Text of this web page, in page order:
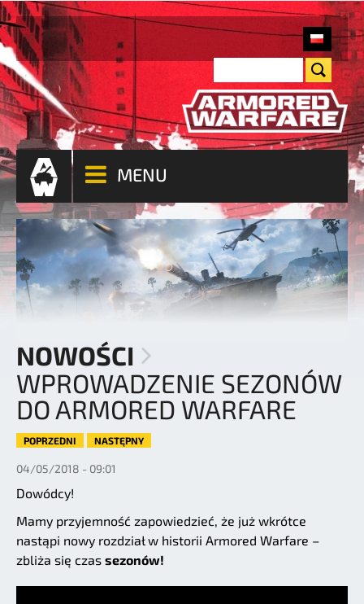
MENU
NOWOŚCI
WPROWADZENIE SEZONÓW
DO ARMORED WARFARE
POPRZEDNI NASTĘPNY
04/05/2018 - 09:01
Dowódcy!
Mamy przyjemność zapowiedzieć, że już wkrótce
nastąpi nowy rozdział w historii Armored Warfare –
zbliża się czas sezonów!